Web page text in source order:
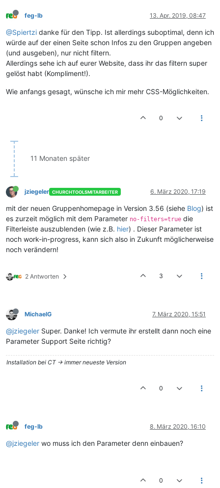
feg-lb 13. Apr. 2019, 08:47
@Spiertzi danke für den Tipp. Ist allerdings suboptimal, denn ich
würde auf der einen Seite schon Infos zu den Gruppen angeben
(und ausgeben), nur nicht filtern.
Allerdings sehe ich auf eurer Website, dass ihr das filtern super
gelöst habt (Kompliment!).
Wie anfangs gesagt, wünsche ich mir mehr CSS-Möglichkeiten.
0
11 Monaten später
jziegeler CHURCHTOOLSMITARBEITER 6. März 2020, 17:19
mit der neuen Gruppenhomepage in Version 3.56 (siehe Blog) ist
es zurzeit möglich mit dem Parameter no-filters=true die
Filterleiste auszublenden (wie z.B. hier) . Dieser Parameter ist
noch work-in-progress, kann sich also in Zukunft möglicherweise
noch verändern!
2 Antworten 3
MichaelG 7. März 2020, 15:51
@jziegeler Super. Danke! Ich vermute ihr erstellt dann noch eine
Parameter Support Seite richtig?
Installation bei CT -> immer neueste Version
0
feg-lb 8. März 2020, 16:10
@jziegeler wo muss ich den Parameter denn einbauen?
0